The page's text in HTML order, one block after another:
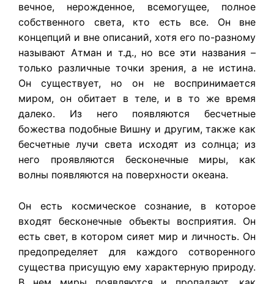
вечное, нерожденное, всемогущее, полное
собственного света, кто есть все. Он вне
концепций и вне описаний, хотя его по-разному
называют Атман и т.д., но все эти названия –
только различные точки зрения, а не истина.
Он существует, но он не воспринимается
миром, он обитает в теле, и в то же время
далеко. Из него появляются бесчетные
божества подобные Вишну и другим, также как
бесчетные лучи света исходят из солнца; из
него проявляются бесконечные миры, как
волны появляются на поверхности океана.
Он есть космическое сознание, в которое
входят бесконечные объекты восприятия. Он
есть свет, в котором сияет мир и личность. Он
предопределяет для каждого сотворенного
существа присущую ему характерную природу.